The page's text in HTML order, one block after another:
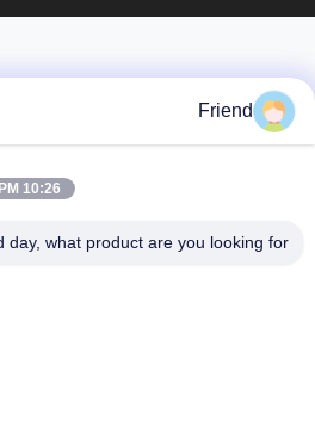
Friend
10:26 PM
Good day, what product are you looking